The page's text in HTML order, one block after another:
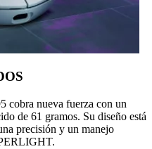
cobra nueva fuerza con un
de 61 gramos. Su diseño está
precisión y un manejo